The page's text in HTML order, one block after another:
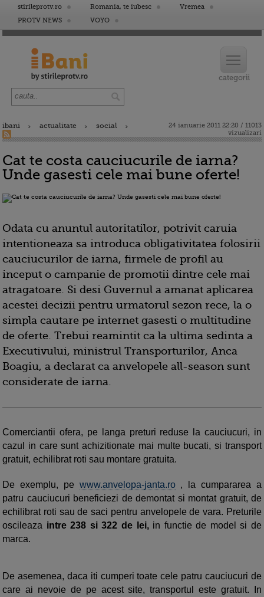
stirileprotv.ro Romania, te iubesc
Vremea
PROTV NEWS
VOYO
ibani actualitate social
24 ianuarie 2011 22:20 / 11013
vizualizari
Cat te costa cauciucurile de iarna?
Unde gasesti cele mai bune oferte!
Odata cu anuntul autoritatilor, potrivit caruia
intentioneaza sa introduca obligativitatea folosirii
cauciucurilor de iarna, firmele de profil au
inceput o campanie de promotii dintre cele mai
atragatoare. Si desi Guvernul a amanat aplicarea
acestei decizii pentru urmatorul sezon rece, la o
simpla cautare pe internet gasesti o multitudine
de oferte. Trebui reamintit ca la ultima sedinta a
Executivului, ministrul Transporturilor, Anca
Boagiu, a declarat ca anvelopele all-season sunt
considerate de iarna.
Comerciantii ofera, pe langa preturi reduse la cauciucuri, in
cazul in care sunt achizitionate mai multe bucati, si transport
gratuit, echilibrat roti sau montare gratuita.
De exemplu, pe www.anvelopa-janta.ro, la cumpararea a
patru cauciucuri beneficiezi de demontat si montat gratuit, de
echilibrat roti sau de saci pentru anvelopele de vara. Preturile
oscileaza intre 238 si 322 de lei,in functie de model si de
marca.
De asemenea, daca iti cumperi toate cele patru cauciucuri de
care ai nevoie de pe acest site, transportul este gratuit. In